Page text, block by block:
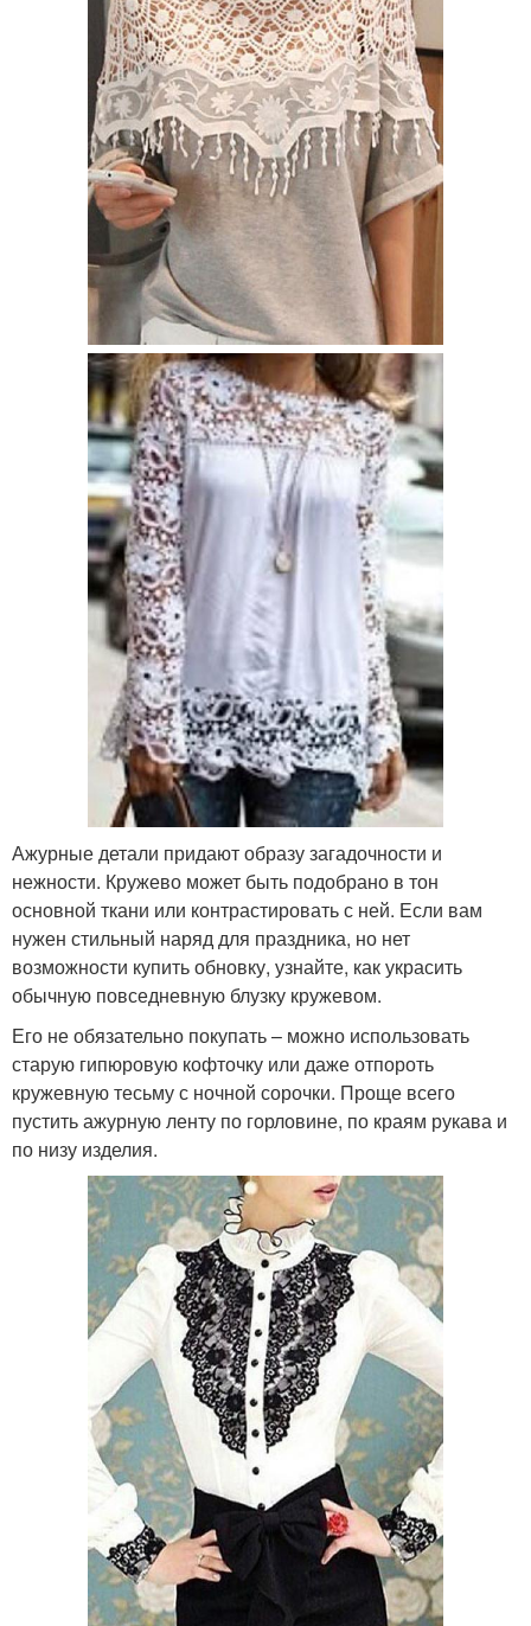
Ажурные детали придают образу загадочности и
нежности. Кружево может быть подобрано в тон
основной ткани или контрастировать с ней. Если вам
нужен стильный наряд для праздника, но нет
возможности купить обновку, узнайте, как украсить
обычную повседневную блузку кружевом.
Его не обязательно покупать – можно использовать
старую гипюровую кофточку или даже отпороть
кружевную тесьму с ночной сорочки. Проще всего
пустить ажурную ленту по горловине, по краям рукава и
по низу изделия.